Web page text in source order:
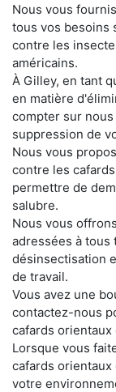
Nous vous
tous vos besoins
contre les
américains.
À Gilley, en tant
en matière
compter sur
suppression de
Nous vous
contre les
permettre de
salubre.
Nous vous
adressées à tous
désinsectisation
de travail.
Vous avez une
contactez-nous
cafards
Lorsque vous
cafards
votre